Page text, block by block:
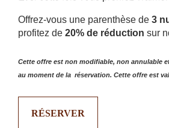
Offrez-vous une parenthèse de3
profitez de20% de réduction sur
Cette offre est non modifiable, non annulable
au moment de la réservation. Cette offre est
RÉSERVER